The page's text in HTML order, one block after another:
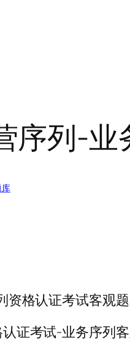
序列-
资格认证考试客观
证考试-业务序列